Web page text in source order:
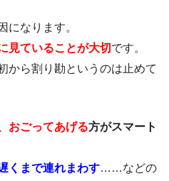
になります。
見ていることが大切です。
から割り勘というのは止めて
おごってあげる方がスマート
くまで連れまわす……などの